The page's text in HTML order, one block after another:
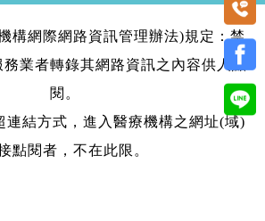
構網際網路資訊管理辦法)規定：禁
業者轉錄其網路資訊之內容供人點
閱。
連結方式，進入醫療機構之網址(域)
點閱者，不在此限。